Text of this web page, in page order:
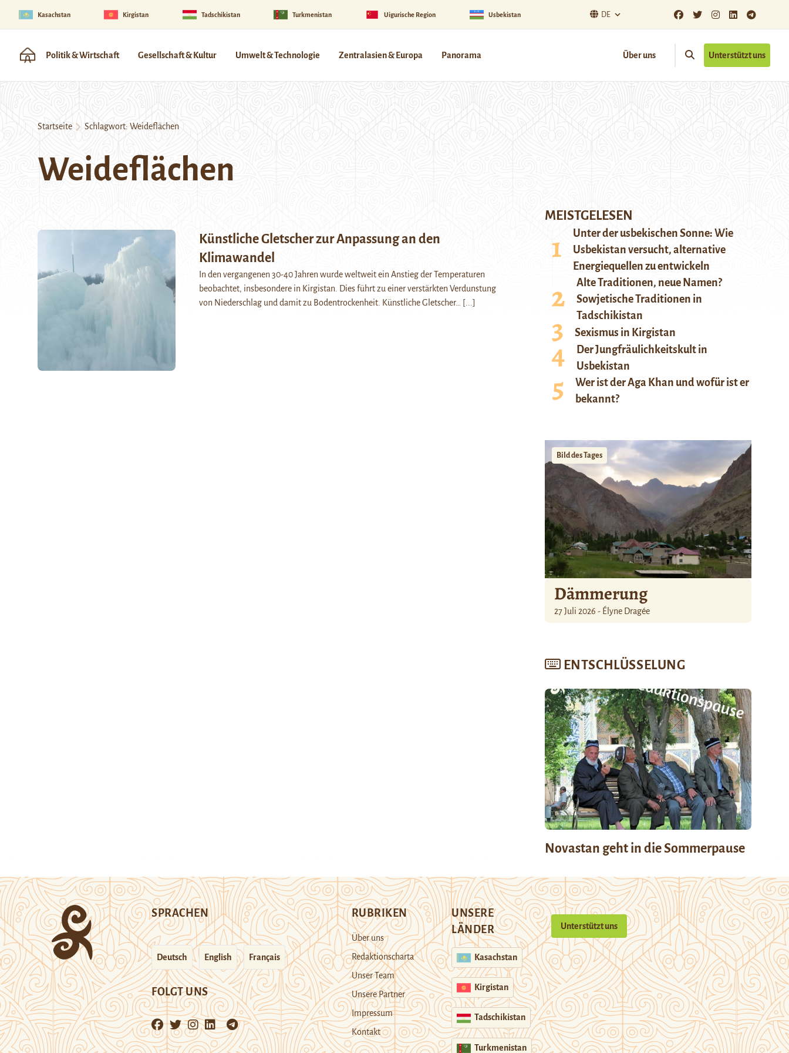
Kasachstan Kirgistan Tadschikistan Turkmenistan Uigurische Region Usbekistan DE
Politik & Wirtschaft Gesellschaft & Kultur Umwelt & Technologie Zentralasien & Europa Panorama Über uns Unterstützt uns
Startseite Schlagwort: Weideflächen
Weideflächen
Künstliche Gletscher zur Anpassung an den
Klimawandel
In den vergangenen 30-40 Jahren wurde weltweit ein Anstieg der Temperaturen
beobachtet, insbesondere in Kirgistan. Dies führt zu einer verstärkten Verdunstung
von Niederschlag und damit zu Bodentrockenheit. Künstliche Gletscher…
[...]
MEISTGELESEN
Unter der usbekischen Sonne: Wie
Usbekistan versucht, alternative
Energiequellen zu entwickeln
Alte Traditionen, neue Namen?
Sowjetische Traditionen in
Tadschikistan
Sexismus in Kirgistan
Der Jungfräulichkeitskult in
Usbekistan
Wer ist der Aga Khan und wofür ist er
bekannt?
Bild des Tages
Dämmerung
27 Juli 2026 - Élyne Dragée
ENTSCHLÜSSELUNG
Novastan geht in die Sommerpause
SPRACHEN
Deutsch English Français
FOLGT UNS
RUBRIKEN
Über uns
Redaktionscharta
Unser Team
Unsere Partner
Impressum
Kontakt
UNSERE
LÄNDER
Kasachstan
Kirgistan
Tadschikistan
Turkmenistan
Unterstützt uns